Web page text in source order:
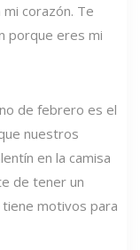
corazón. Te
porque eres mi
de febrero es el
nuestros
en la camisa
de tener un
motivos para